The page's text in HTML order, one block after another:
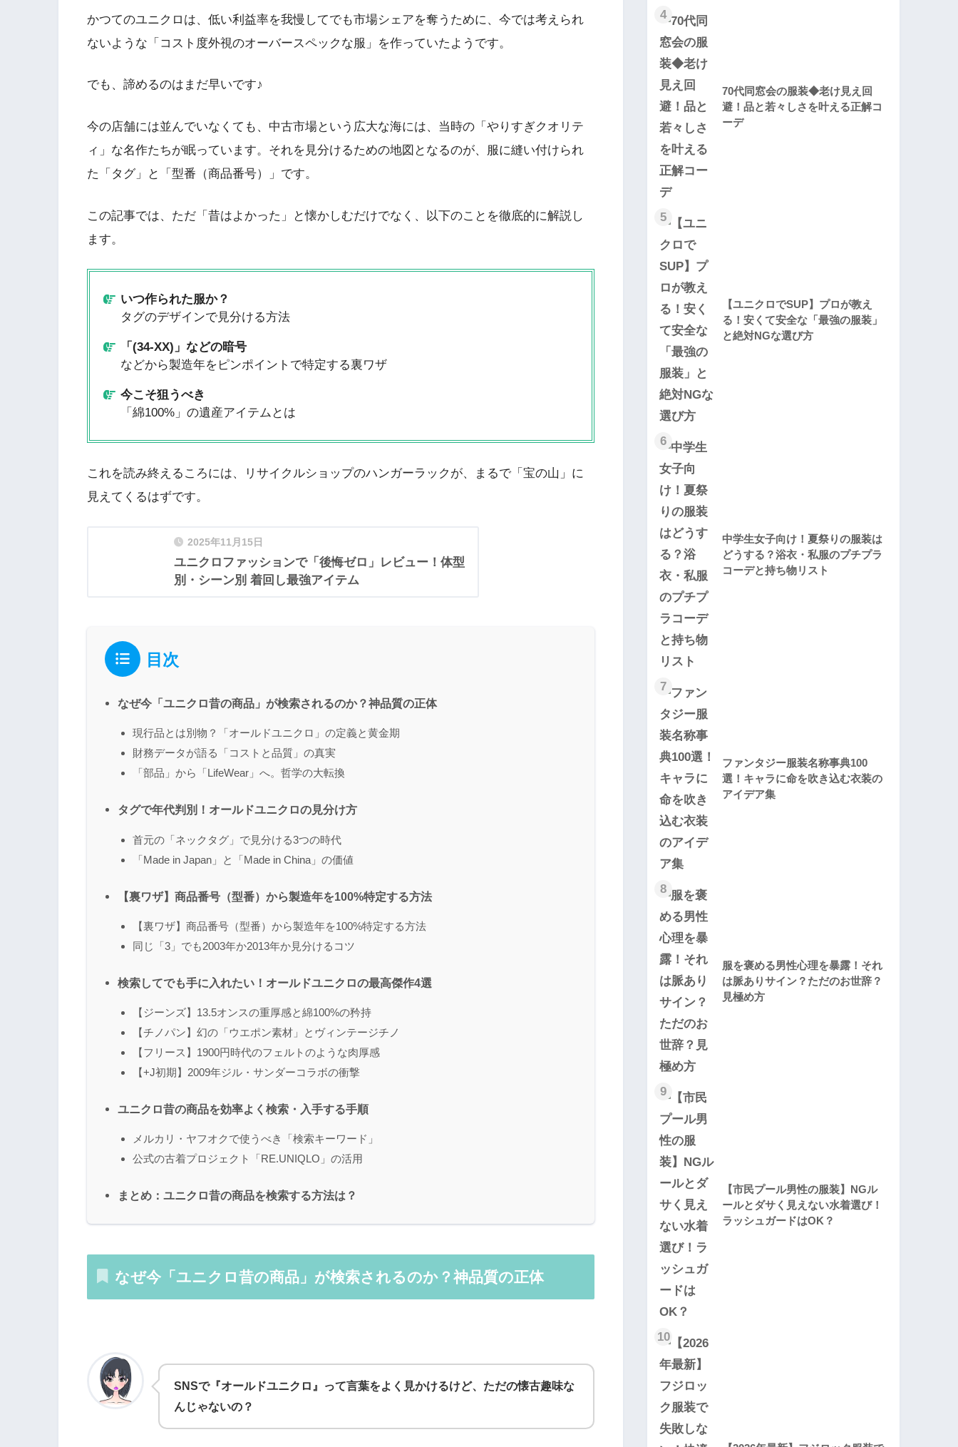
かつてのユニクロは、低い利益率を我慢してでも市場シェアを奪うために、今では考えられ
ないような「コスト度外視のオーバースペックな服」を作っていたようです。
でも、諦めるのはまだ早いです♪
今の店舗には並んでいなくても、中古市場という広大な海には、当時の「やりすぎクオリテ
ィ」な名作たちが眠っています。それを見分けるための地図となるのが、服に縫い付けられ
た「タグ」と「型番（商品番号）」です。
この記事では、ただ「昔はよかった」と懐かしむだけでなく、以下のことを徹底的に解説し
ます。
いつ作られた服か？
タグのデザインで見分ける方法
「(34-XX)」などの暗号
などから製造年をピンポイントで特定する裏ワザ
今こそ狙うべき
「綿100%」の遺産アイテムとは
これを読み終えるころには、リサイクルショップのハンガーラックが、まるで「宝の山」に
見えてくるはずです。
2025年11月15日
ユニクロファッションで「後悔ゼロ」レビュー！体型
別・シーン別 着回し最強アイテム
目次
なぜ今「ユニクロ昔の商品」が検索されるのか？神品質の正体
現行品とは別物？「オールドユニクロ」の定義と黄金期
財務データが語る「コストと品質」の真実
「部品」から「LifeWear」へ。哲学の大転換
タグで年代判別！オールドユニクロの見分け方
首元の「ネックタグ」で見分ける3つの時代
「Made in Japan」と「Made in China」の価値
【裏ワザ】商品番号（型番）から製造年を100%特定する方法
【裏ワザ】商品番号（型番）から製造年を100%特定する方法
同じ「3」でも2003年か2013年か見分けるコツ
検索してでも手に入れたい！オールドユニクロの最高傑作4選
【ジーンズ】13.5オンスの重厚感と綿100%の矜持
【チノパン】幻の「ウエポン素材」とヴィンテージチノ
【フリース】1900円時代のフェルトのような肉厚感
【+J初期】2009年ジル・サンダーコラボの衝撃
ユニクロ昔の商品を効率よく検索・入手する手順
メルカリ・ヤフオクで使うべき「検索キーワード」
公式の古着プロジェクト「RE.UNIQLO」の活用
まとめ：ユニクロ昔の商品を検索する方法は？
なぜ今「ユニクロ昔の商品」が検索されるのか？神品質の正体
SNSで『オールドユニクロ』って言葉をよく見かけるけど、ただの懐古趣味な
んじゃないの？
4
70代同窓会の服装◆老け見え回
避！品と若々しさを叶える正解コ
ーデ
5
【ユニクロでSUP】プロが教え
る！安くて安全な「最強の服装」
と絶対NGな選び方
6
中学生女子向け！夏祭りの服装は
どうする？浴衣・私服のプチプラ
コーデと持ち物リスト
7
ファンタジー服装名称事典100
選！キャラに命を吹き込む衣装の
アイデア集
8
服を褒める男性心理を暴露！それ
は脈ありサイン？ただのお世辞？
見極め方
9
【市民プール男性の服装】NGル
ールとダサく見えない水着選び！
ラッシュガードはOK？
10